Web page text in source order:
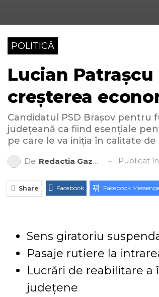
POLITICĂ
Lucian
creșterea
Candidatul PSD Brașov pentru
județeană ca fiind esențiale
pe care le va iniția în calitate
De Redactia Gazeta Brașovului Publicat în
Share Facebook Facebook
Sens giratoriu
Pasaje rutiere la
Lucrări de reabilitare
județene